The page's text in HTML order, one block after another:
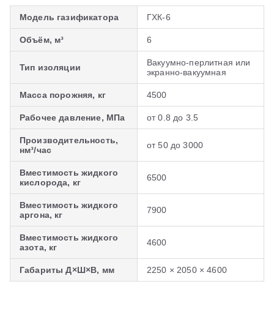
Модель газификатора ГХК-6
Объём, м³ 6
Тип изоляции
Вакуумно-перлитная или
экранно-вакуумная
Масса порожняя, кг 4500
Рабочее давление, МПа от 0.8 до 3.5
Производительность,
нм³/час
от 50 до 3000
Вместимость жидкого
кислорода, кг
6500
Вместимость жидкого
аргона, кг
7900
Вместимость жидкого
азота, кг
4600
Габариты Д×Ш×В, мм 2250 × 2050 × 4600